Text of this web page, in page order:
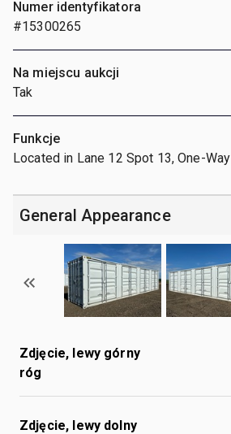
Numer identyfikatora
#15300265
Na miejscu aukcji
Tak
Funkcje
Located in Lane 12 Spot 13, One-Way
General Appearance
Zdjęcie, lewy górny
róg
Zdjęcie, lewy dolny